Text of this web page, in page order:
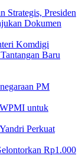
Strategis, Presiden
Dokumen
Komdigi
Baru
PM
untuk
Perkuat
Rp1.000